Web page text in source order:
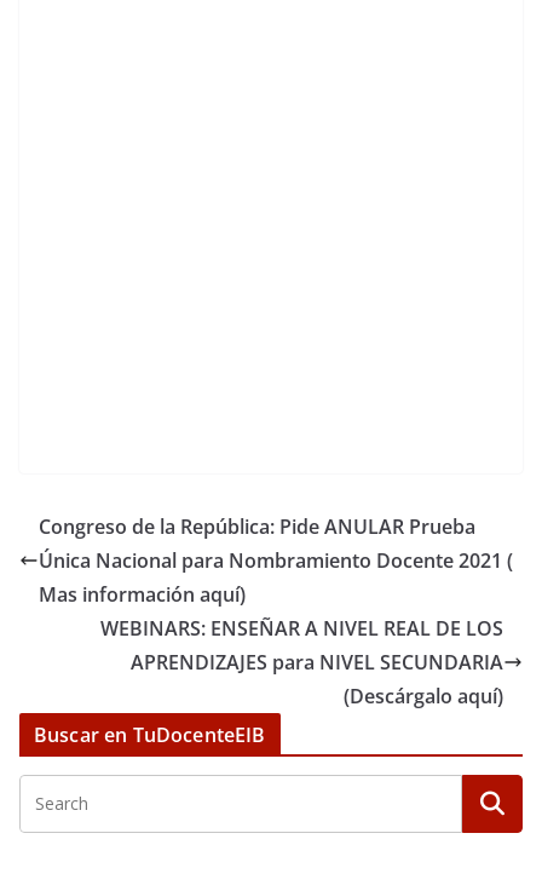
Congreso de la República: Pide ANULAR Prueba
Única Nacional para Nombramiento Docente 2021 (
Mas información aquí)
WEBINARS: ENSEÑAR A NIVEL REAL DE LOS
APRENDIZAJES para NIVEL SECUNDARIA
(Descárgalo aquí)
Buscar en TuDocenteEIB